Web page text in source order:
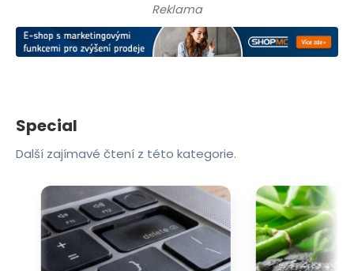
Reklama
Special
Další zajímavé čtení z této kategorie.